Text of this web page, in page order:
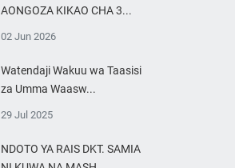
AONGOZA KIKAO CHA 3...
02 Jun 2026
Watendaji Wakuu wa Taasisi
za Umma Waasw...
29 Jul 2025
NDOTO YA RAIS DKT. SAMIA